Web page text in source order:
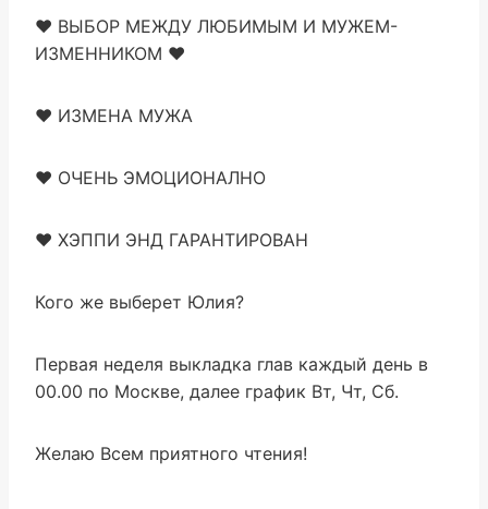
♥ ВЫБОР МЕЖДУ ЛЮБИМЫМ И МУЖЕМ-
ИЗМЕННИКОМ ♥
♥ ИЗМЕНА МУЖА
♥ ОЧЕНЬ ЭМОЦИОНАЛНО
♥ ХЭППИ ЭНД ГАРАНТИРОВАН
Кого же выберет Юлия?
Первая неделя выкладка глав каждый день в
00.00 по Москве, далее график Вт, Чт, Сб.
Желаю Всем приятного чтения!